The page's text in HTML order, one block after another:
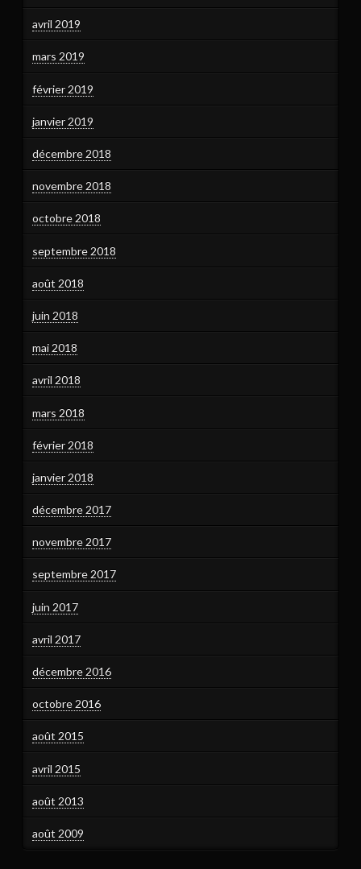
avril 2019
mars 2019
février 2019
janvier 2019
décembre 2018
novembre 2018
octobre 2018
septembre 2018
août 2018
juin 2018
mai 2018
avril 2018
mars 2018
février 2018
janvier 2018
décembre 2017
novembre 2017
septembre 2017
juin 2017
avril 2017
décembre 2016
octobre 2016
août 2015
avril 2015
août 2013
août 2009